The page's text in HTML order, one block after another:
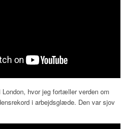
hvor jeg fortæller verden om
i arbejdsglæde. Den var sjov